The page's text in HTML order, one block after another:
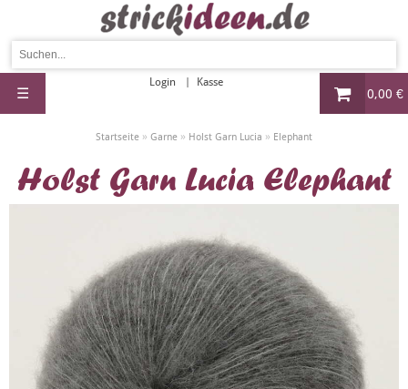
0,00 €
Login Kasse
☰
Startseite » Garne » Holst Garn Lucia » Elephant
Holst Garn Lucia Elephant